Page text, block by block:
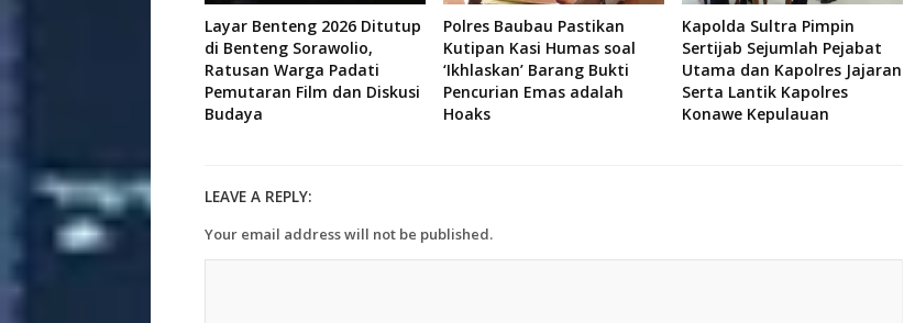
Layar Benteng 2026 Ditutup
di Benteng Sorawolio,
Ratusan Warga Padati
Pemutaran Film dan Diskusi
Budaya
Polres Baubau Pastikan
Kutipan Kasi Humas soal
‘Ikhlaskan’ Barang Bukti
Pencurian Emas adalah
Hoaks
Kapolda Sultra Pimpin
Sertijab Sejumlah Pejabat
Utama dan Kapolres Jajaran
Serta Lantik Kapolres
Konawe Kepulauan
LEAVE A REPLY:
Your email address will not be published.